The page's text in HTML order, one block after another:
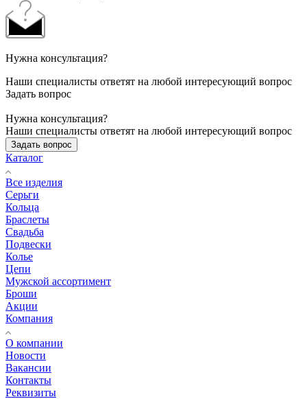
Нужна консультация?
Наши специалисты ответят на любой интересующий вопрос
Задать вопрос
Нужна консультация?
Наши специалисты ответят на любой интересующий вопрос
Задать вопрос
Каталог
Все изделия
Серьги
Кольца
Браслеты
Свадьба
Подвески
Колье
Цепи
Мужской ассортимент
Броши
Акции
Компания
О компании
Новости
Вакансии
Контакты
Реквизиты